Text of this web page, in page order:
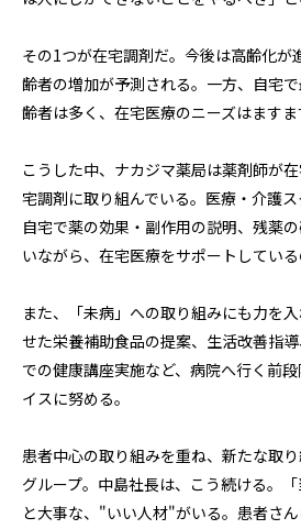
その1つが在宅調剤だ。今後は高齢化が
齢者の増加が予測される。一方、自宅
齢者は多く、在宅医療のニーズはますま
こうした中、ナカジマ薬局は薬剤師が
宅調剤に取り組んでいる。医療・介護
自宅で薬の効果・副作用の説明、残薬
いながら、在宅医療をサポートしている
また、「未病」への取り組みにも力を
せた栄養補助食品の提案、生活改善指
での健康講座実施など、病院へ行く前
イスに努める。
患者中心の取り組みを重ね、新たな取
グループ。中島社長は、こう続ける。
と大事な、"いい人材"がいる。患者さ